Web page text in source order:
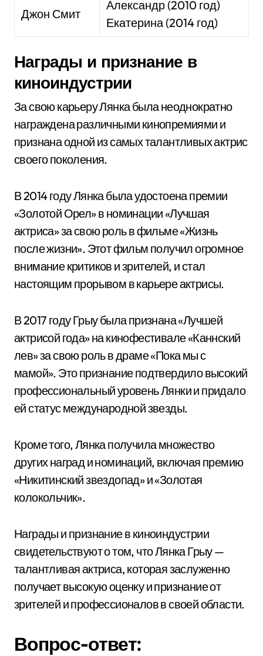
Джон Смит
Александр (2010 год)
Екатерина (2014 год)
Награды и признание в
киноиндустрии
За свою карьеру Лянка была неоднократно
награждена различными кинопремиями и
признана одной из самых талантливых актрис
своего поколения.
В 2014 году Лянка была удостоена премии
«Золотой Орел» в номинации «Лучшая
актриса» за свою роль в фильме «Жизнь
после жизни». Этот фильм получил огромное
внимание критиков и зрителей, и стал
настоящим прорывом в карьере актрисы.
В 2017 году Грыу была признана «Лучшей
актрисой года» на кинофестивале «Каннский
лев» за свою роль в драме «Пока мы с
мамой». Это признание подтвердило высокий
профессиональный уровень Лянки и придало
ей статус международной звезды.
Кроме того, Лянка получила множество
других наград и номинаций, включая премию
«Никитинский звездопад» и «Золотая
колокольчик».
Награды и признание в киноиндустрии
свидетельствуют о том, что Лянка Грыу —
талантливая актриса, которая заслуженно
получает высокую оценку и признание от
зрителей и профессионалов в своей области.
Вопрос-ответ: